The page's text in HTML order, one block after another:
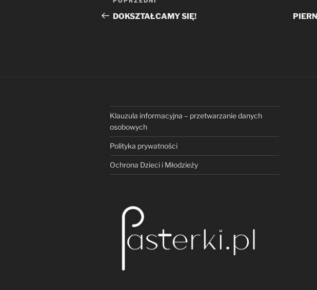
wpisu
wpis
DOKSZTAŁCAMY SIĘ!
Klauzula informacyjna – przetwarzanie danych
osobowych
Polityka prywatności
Ochrona Dzieci i Młodzieży